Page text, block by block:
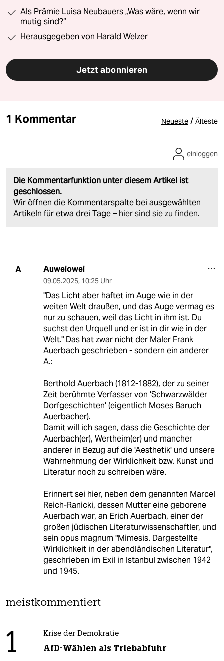
Als Prämie Luisa Neubauers „Was wäre, wenn wir
mutig sind?“
Herausgegeben von Harald Welzer
Jetzt abonnieren
1 Kommentar Neueste / Älteste
Die Kommentarfunktion unter diesem Artikel ist
geschlossen.
Wir öffnen die Kommentarspalte bei ausgewählten
Artikeln für etwa drei Tage – hier sind sie zu finden.
einloggen
A Auweiowei
09.05.2025, 10:25 Uhr
"Das Licht aber haftet im Auge wie in der
weiten Welt draußen, und das Auge vermag es
nur zu schauen, weil das Licht in ihm ist. Du
suchst den Urquell und er ist in dir wie in der
Welt." Das hat zwar nicht der Maler Frank
Auerbach geschrieben - sondern ein anderer
A.:
Berthold Auerbach (1812-1882), der zu seiner
Zeit berühmte Verfasser von 'Schwarzwälder
Dorfgeschichten' (eigentlich Moses Baruch
Auerbacher).
Damit will ich sagen, dass die Geschichte der
Auerbach(er), Wertheim(er) und mancher
anderer in Bezug auf die 'Aesthetik' und unsere
Wahrnehmung der Wirklichkeit bzw. Kunst und
Literatur noch zu schreiben wäre.
Erinnert sei hier, neben dem genannten Marcel
Reich-Ranicki, dessen Mutter eine geborene
Auerbach war, an Erich Auerbach, einer der
großen jüdischen Literaturwissenschaftler, und
sein opus magnum "Mimesis. Dargestellte
Wirklichkeit in der abendländischen Literatur",
geschrieben im Exil in Istanbul zwischen 1942
und 1945.
meistkommentiert
1 Krise der Demokratie
AfD-Wählen als Triebabfuhr